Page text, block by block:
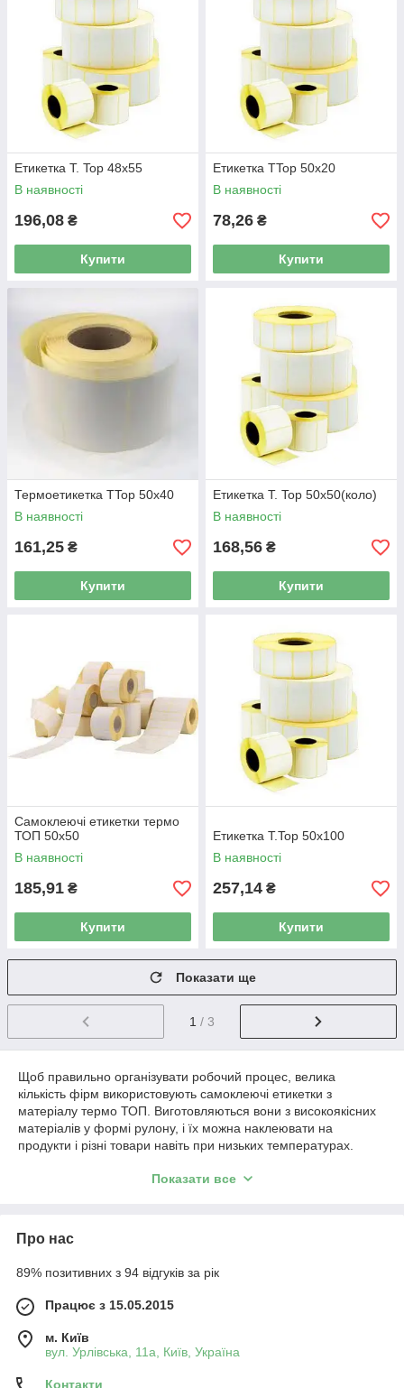
Етикетка T. Top 48x55
В наявності
196,08 ₴
Купити
Етикетка TTop 50x20
В наявності
78,26 ₴
Купити
Термоетикетка TTop 50x40
В наявності
161,25 ₴
Купити
Етикетка T. Top 50x50(коло)
В наявності
168,56 ₴
Купити
Самоклеючі етикетки термо
ТОП 50x50
В наявності
185,91 ₴
Купити
Етикетка T.Top 50x100
В наявності
257,14 ₴
Купити
Показати ще
1 / 3
Щоб правильно організувати робочий процес, велика
кількість фірм використовують самоклеючі етикетки з
матеріалу термо ТОП. Виготовляються вони з високоякісних
матеріалів у формі рулону, і їх можна наклеювати на
продукти і різні товари навіть при низьких температурах.
високоякісні етикетки для термодруку в рулонах за низькими
Самоклеючі етикетки термо ТОП
Етикетки термо ТОП виготовлені з бездревесной паперу
білого кольору. Вона має термочутливий покриття, яке стає
чорним при впливі тепла. Для того, щоб промаркувати
продукти і товари, на етикетки нанесений клей загального
призначення.
Показати все
Про нас
89% позитивних з 94 відгуків за рік
Працює з 15.05.2015
м. Київ
вул. Урлівська, 11а, Київ, Україна
Контакти